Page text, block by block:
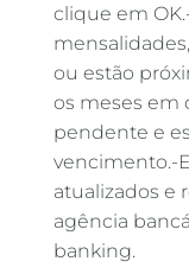
clique em
ou estão
os meses em
pendente e
vencimento.-
atualizados e
agência
banking.